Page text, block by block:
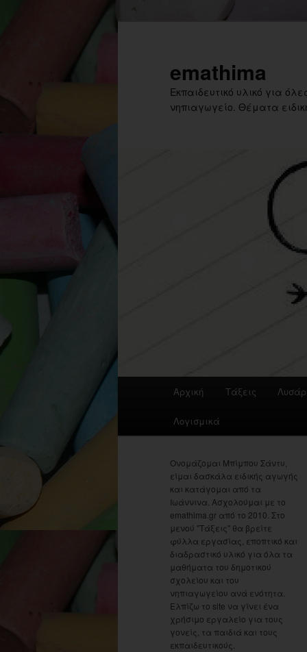
emathima
Εκπαιδευτικό υλικό για
νηπιαγωγείο. Θέματα
Αρχική Τάξεις
Λογισμικά
Ονομάζομαι Μπίμπου Σάντυ,
είμαι δασκάλα ειδικής αγωγής
και κατάγομαι από τα
Ιωάννινα. Ασχολούμαι με το
emathima.gr από το 2010. Στο
μενού "Τάξεις" θα βρείτε
φύλλα εργασίας, εποπτικό και
διαδραστικό υλικό για όλα τα
μαθήματα του δημοτικού
σχολείου και του
νηπιαγωγείου ανά ενότητα.
Ελπίζω το site να γίνει ένα
χρήσιμο εργαλείο για τους
γονείς, τα παιδιά και τους
εκπαιδευτικούς.